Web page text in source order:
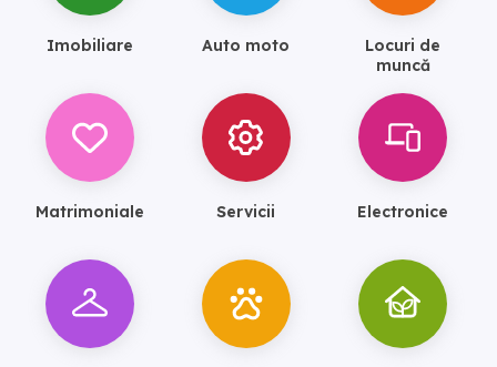
Imobiliare Auto moto
Locuri de
muncă
Matrimoniale Servicii Electronice